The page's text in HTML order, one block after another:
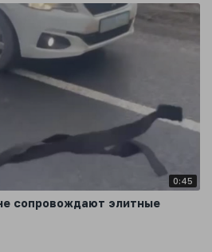
0:45
сопровождают элитные